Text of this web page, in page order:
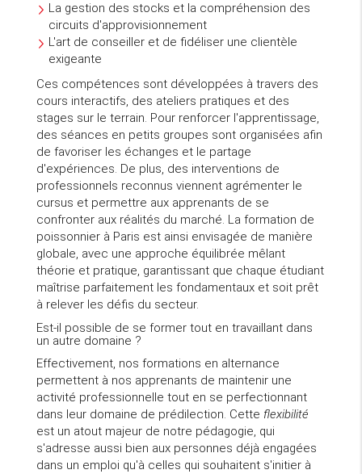
La gestion des stocks et la compréhension des
circuits d'approvisionnement
L'art de conseiller et de fidéliser une clientèle
exigeante
Ces compétences sont développées à travers des
cours interactifs, des ateliers pratiques et des
stages sur le terrain. Pour renforcer l'apprentissage,
des séances en petits groupes sont organisées afin
de favoriser les échanges et le partage
d'expériences. De plus, des interventions de
professionnels reconnus viennent agrémenter le
cursus et permettre aux apprenants de se
confronter aux réalités du marché. La formation de
poissonnier à Paris est ainsi envisagée de manière
globale, avec une approche équilibrée mêlant
théorie et pratique, garantissant que chaque étudiant
maîtrise parfaitement les fondamentaux et soit prêt
à relever les défis du secteur.
Est-il possible de se former tout en travaillant dans
un autre domaine ?
Effectivement, nos formations en alternance
permettent à nos apprenants de maintenir une
activité professionnelle tout en se perfectionnant
dans leur domaine de prédilection. Cette flexibilité
est un atout majeur de notre pédagogie, qui
s'adresse aussi bien aux personnes déjà engagées
dans un emploi qu'à celles qui souhaitent s'initier à